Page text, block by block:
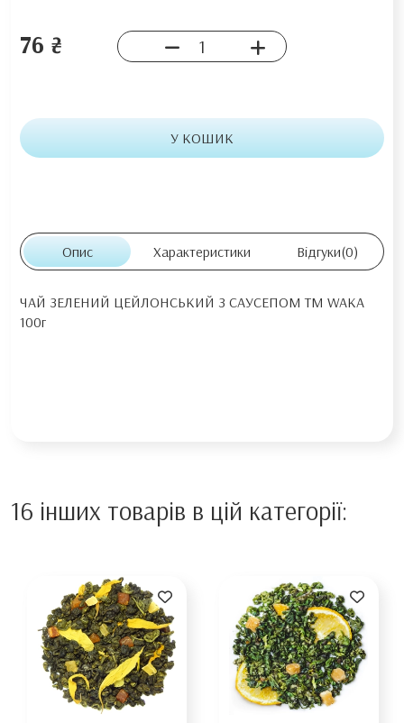
76 ₴
У КОШИК
Опис Характеристики Відгуки(0)
ЧАЙ ЗЕЛЕНИЙ ЦЕЙЛОНСЬКИЙ З САУСЕПОМ ТМ WAKA
100г
16 інших товарів в цій категорії: